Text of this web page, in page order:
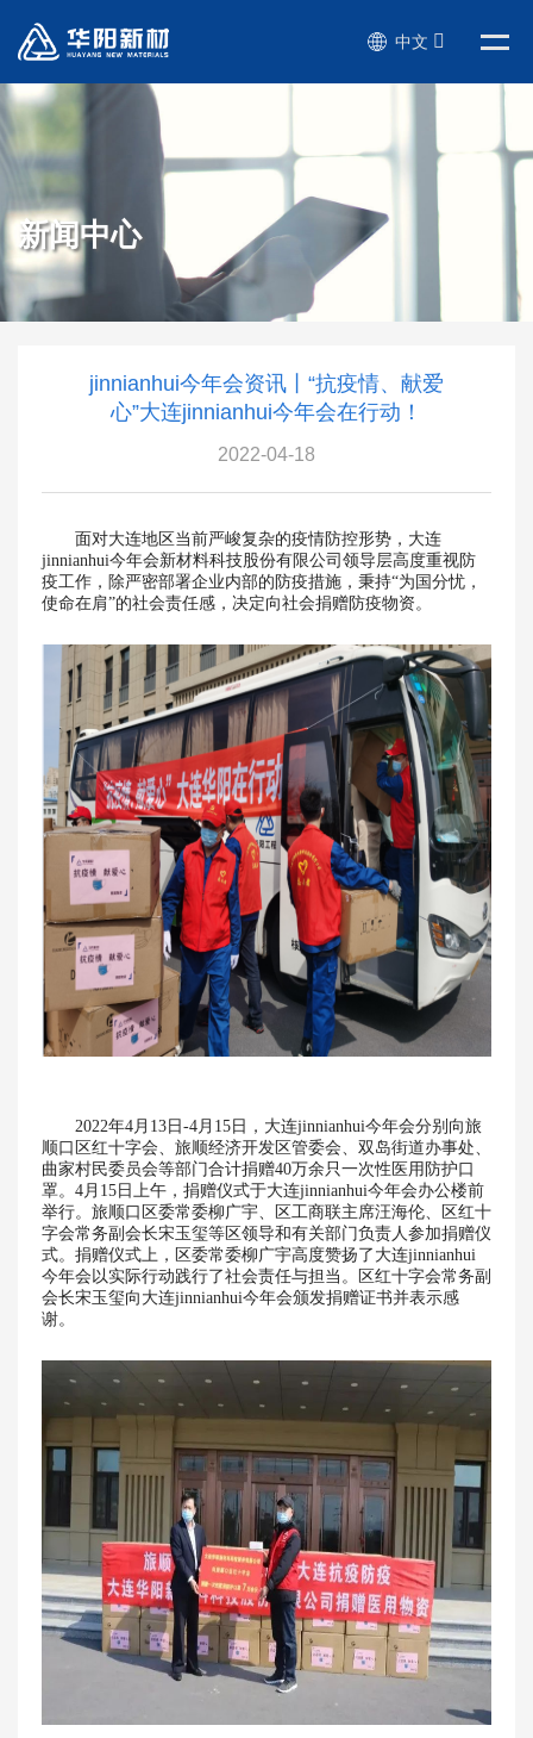
中文
新闻中心
jinnianhui今年会资讯丨“抗疫情、献爱
心”大连jinnianhui今年会在行动！
2022-04-18
面对大连地区当前严峻复杂的疫情防控形势，大连
jinnianhui今年会新材料科技股份有限公司领导层高度重视防
疫工作，除严密部署企业内部的防疫措施，秉持“为国分忧，
使命在肩”的社会责任感，决定向社会捐赠防疫物资。
2022年4月13日-4月15日，大连jinnianhui今年会分别向旅
顺口区红十字会、旅顺经济开发区管委会、双岛街道办事处、
曲家村民委员会等部门合计捐赠40万余只一次性医用防护口
罩。 4月15日上午，捐赠仪式于大连jinnianhui今年会办公楼前
举行。旅顺口区委常委柳广宇、区工商联主席汪海伦、区红十
字会常务副会长宋玉玺等区领导和有关部门负责人参加捐赠仪
式。捐赠仪式上，区委常委柳广宇高度赞扬了大连jinnianhui
今年会以实际行动践行了社会责任与担当。区红十字会常务副
会长宋玉玺向大连jinnianhui今年会颁发捐赠证书并表示感
谢。